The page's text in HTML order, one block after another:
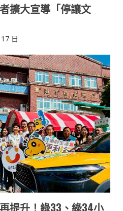
擴大宣導「停讓文
日
提升！綠33、綠34小